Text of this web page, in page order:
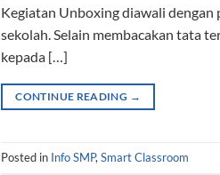
Kegiatan Unboxing diawali dengan
sekolah. Selain membacakan tata
kepada […]
CONTINUE READING →
Posted in Info SMP,Smart Classroom